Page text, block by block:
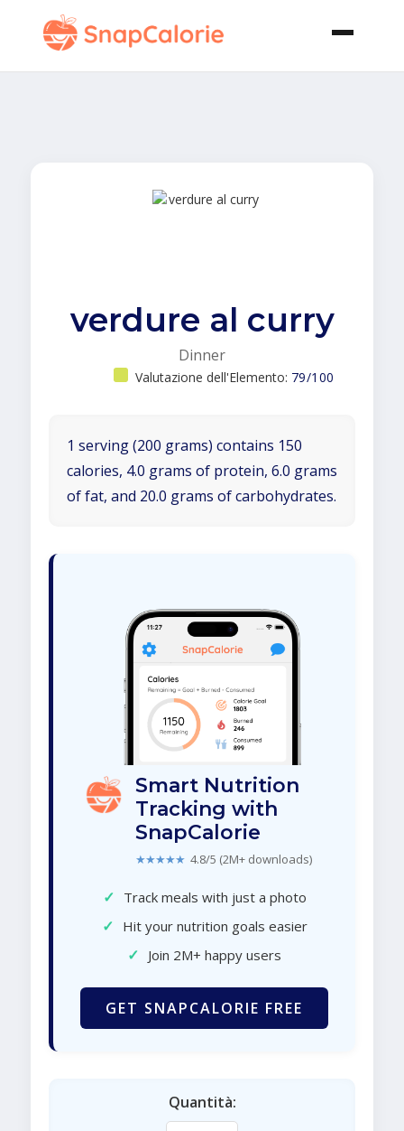
verdure al curry
Dinner
Valutazione dell'Elemento: 79/100
1 serving (200 grams) contains 150
calories, 4.0 grams of protein, 6.0 grams
of fat, and 20.0 grams of carbohydrates.
Smart Nutrition
Tracking with
SnapCalorie
★★★★★ 4.8/5 (2M+ downloads)
✓ Track meals with just a photo
✓ Hit your nutrition goals easier
✓ Join 2M+ happy users
GET SNAPCALORIE FREE
Quantità: